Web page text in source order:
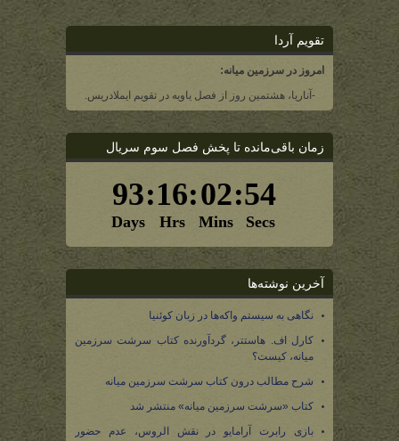
تقویم آردا
امروز در سرزمین میانه:
-آناریا، هشتمین روز از فصل یاویه در تقویم ایملادریس.
زمان باقی‌مانده تا پخش فصل سوم سریال
آخرین نوشته‌ها
نگاهی به سیستم واکه‌ها در زبان کوئنیا
کارل اف. هاستتر، گردآورنده کتاب سرشت سرزمین
میانه، کیست؟
شرح مطالب درون کتاب سرشت سرزمین میانه
کتاب «سرشت سرزمین میانه» منتشر شد
بازی رابرت آرامایو در نقش الروس، عدم حضور